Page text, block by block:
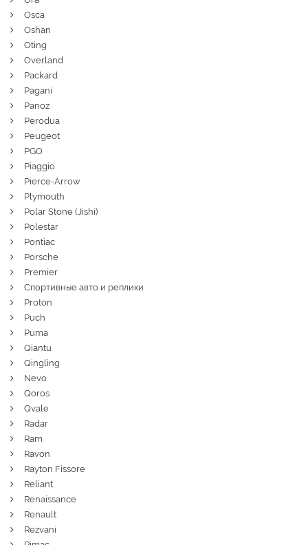
Osca
Oshan
Oting
Overland
Packard
Pagani
Panoz
Perodua
Peugeot
PGO
Piaggio
Pierce-Arrow
Plymouth
Polar Stone (Jishi)
Polestar
Pontiac
Porsche
Premier
Спортивные авто и реплики
Proton
Puch
Puma
Qiantu
Qingling
Nevo
Qoros
Qvale
Radar
Ram
Ravon
Rayton Fissore
Reliant
Renaissance
Renault
Rezvani